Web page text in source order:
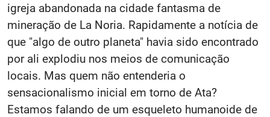
igreja abandonada na cidade fantasma de
mineração de La Noria. Rapidamente a notícia de
que "algo de outro planeta" havia sido encontrado
por ali explodiu nos meios de comunicação
locais. Mas quem não entenderia o
sensacionalismo inicial em torno de Ata?
Estamos falando de um esqueleto humanoide de